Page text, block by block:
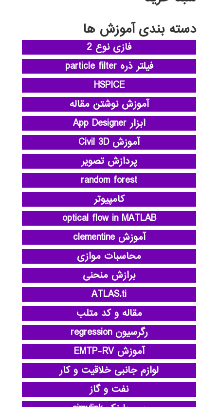
دسته بندی آموزش ها
فازی نوع 2
فیلتر ذره particle filter
HSPICE
آموزش نوشتن مقاله
ابزار App Designer
آموزش Civil 3D
پردازش تصویر
random forest
کامپیوتر
optical flow in MATLAB
آموزش clementine
محاسبات موازی
برازش منحنی
ATLAS.ti
مقاله و کد متلب
رگرسیون regression
آموزش EMTP-RV
لوازم جانبی خلاقیت و کار
نفت و گاز